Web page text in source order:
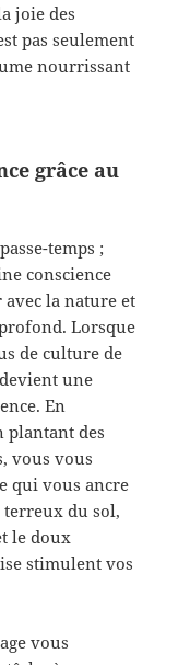
joie des
pas seulement
nourrissant
grâce au
temps ;
conscience
la nature et
Lorsque
de culture de
une
En
plantant des
vous vous
qui vous ancre
terreux du sol,
le doux
stimulent vos
vous